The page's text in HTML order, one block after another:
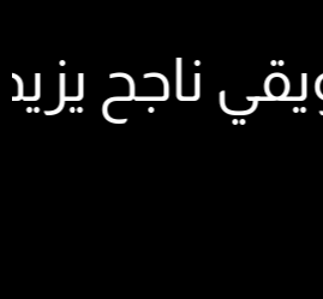
ناجح